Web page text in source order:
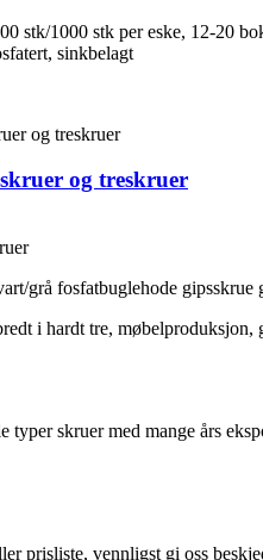
stk/1000 stk per eske, 12-20
sinkbelagt
og treskruer
grå fosfatbuglehode
i hardt tre, møbelproduksjon,
typer skruer med mange års
prisliste, vennligst gi oss